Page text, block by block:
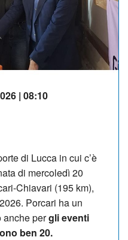
| 08:10
di Lucca in cui c’è
di mercoledì 20
Chiavari (195 km),
Porcari ha un
anche pergli eventi
ben 20.